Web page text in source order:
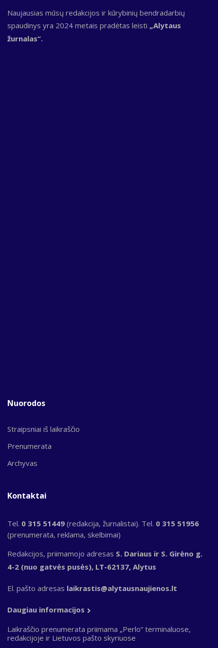
Naujausias mūsų redakcijos ir kūrybinių bendradarbių
spaudinys yra 2024 metais pradėtas leisti „Alytaus
žurnalas“.
Nuorodos
Straipsniai iš laikraščio
Prenumerata
Archyvas
Kontaktai
Tel. 0 315 51449 (redakcija, žurnalistai). Tel. 0 315 51956
(prenumerata, reklama, skelbimai)
Redakcijos, priimamojo adresas S. Dariaus ir S. Girėno g.
4-2 (nuo gatvės pusės), LT-62137, Alytus
El. pašto adresas laikrastis@alytausnaujienos.lt
Daugiau informacijos
Laikraščio prenumerata priimama „Perlo“ terminaluose,
redakcijoje ir Lietuvos pašto skyriuose